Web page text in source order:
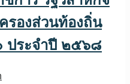
รองส่วนท้องถิ่น
ประจำปี ๒๕๖๘